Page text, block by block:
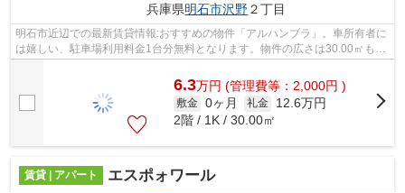
兵庫県明石市沢野２丁目
明石市近辺での最新賃貸情報:おすすめの物件「アルハンブラ」。車所有者に
は嬉しい、駐車場利用料金1台分無料となります。物件の広さは30.00㎡もあ
ります。女性からのニーズも高いTVイ...
6.3万円 (管理費等：2,000円 )
敷金 0ヶ月 礼金
12.6万円
2階 / 1K / 30.00㎡
賃貸 | アパート エスポォワール